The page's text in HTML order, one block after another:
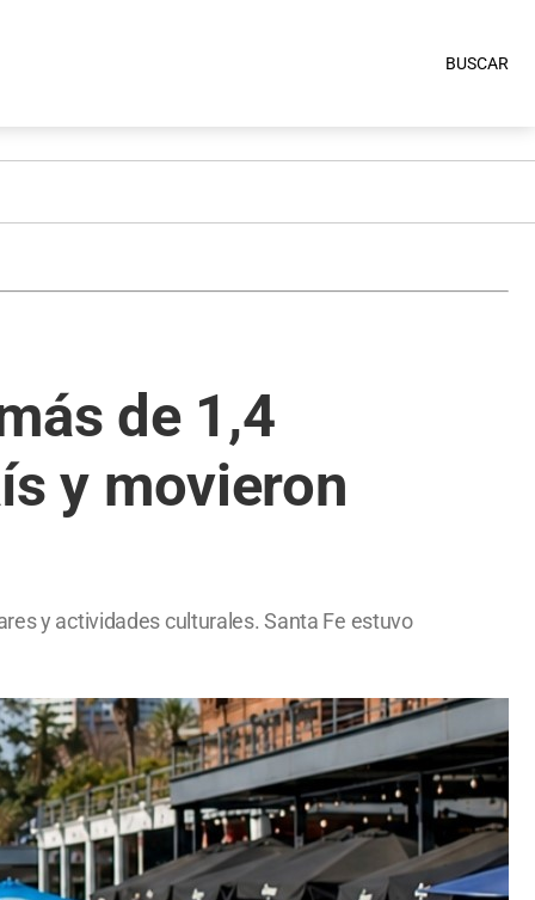
BUSCAR
de 1,4
y movieron
y actividades culturales. Santa Fe estuvo